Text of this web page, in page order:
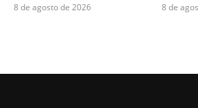
8 de agosto de 2026 8 de